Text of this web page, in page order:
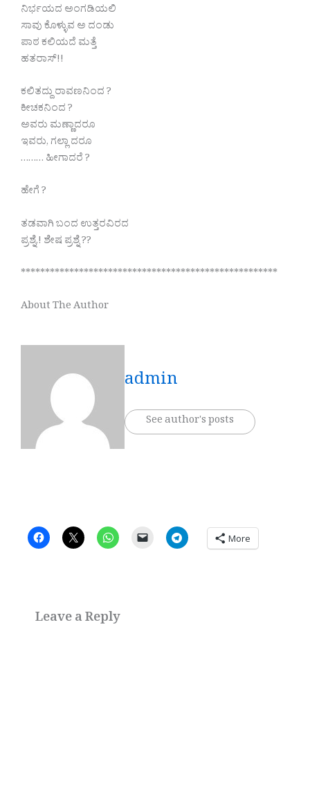
ನಿರ್ಭಯದ ಅಂಗಡಿಯಲಿ
ಸಾವು ಕೊಳ್ಳುವ ಅ ದಂಡು
ಪಾಠ ಕಲಿಯದೆ ಮತ್ತೆ
ಹತರಾಸ್!!
ಕಲಿತದ್ದು ರಾವಣನಿಂದ ?
ಕೀಚಕನಿಂದ ?
ಅವರು ಮಣ್ಣಾದರೂ
ಇವರು, ಗಲ್ಲಾ ದರೂ
……… ಹೀಗಾದರೆ ?
ಹೇಗೆ ?
ತಡವಾಗಿ ಬಂದ ಉತ್ತರವಿರದ
ಪ್ರಶ್ನೆ,! ಶೇಷ ಪ್ರಶ್ನೆ ??
*****************************************************
About The Author
admin
See author's posts
More
Leave a Reply